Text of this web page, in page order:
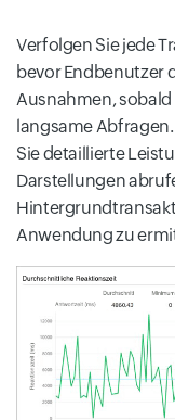
Verfolgen Sie jede
bevor Endbenutzer
Ausnahmen,
langsame Abfragen.
Sie detaillierte
Darstellungen
Anwendung zu